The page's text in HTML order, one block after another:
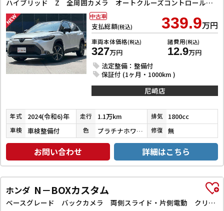
ハイブリッド Z 全周囲カメラ オートクルーズコントロール レーンアシスト パワーシート 衝突被害軽減システム ナビ TV オートライト LEDヘッドランプ ヘッドライトウォッシャー 電動リアゲート アルミホイール
支払総額(税込) 339.9万円
車両本体価格(税込)
327万円
諸費用(税込)
12.9万円
法定整備：整備付
保証付 (1ヶ月・1000km )
中古車
尼崎店
年式 2024(令和6)年 走行 1.1万km 排気 1800cc
車検 車検整備付 色 プラチナホワイトパールマイカ／アティチュードブラックマイカ 修復 無
お問い合わせ 詳細はこちら
ホンダ N－BOXカスタム
ベースグレード バックカメラ 両側スライド・片側電動 クリアランスソナー レーンアシスト オートライト スマートキー 電動格納ミラー CVT ESC USB チップアップシート アルミホイール エアコン